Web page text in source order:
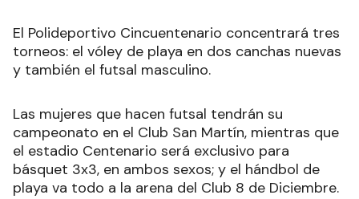
El Polideportivo Cincuentenario concentrará tres
torneos: el vóley de playa en dos canchas nuevas
y también el futsal masculino.
Las mujeres que hacen futsal tendrán su
campeonato en el Club San Martín, mientras que
el estadio Centenario será exclusivo para
básquet 3x3, en ambos sexos; y el hándbol de
playa va todo a la arena del Club 8 de Diciembre.